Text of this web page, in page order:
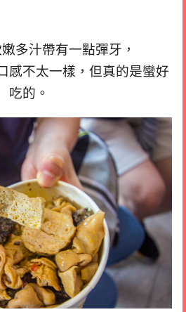
多汁帶有一點彈牙，
感不太一樣，但真的是蠻好
吃的。